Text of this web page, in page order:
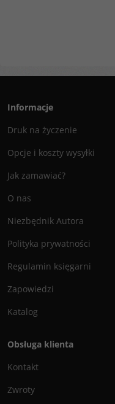
Informacje
Druk na życzenie
Opcje i koszty wysyłki
Jak zamawiać?
O nas
Niezbędnik Autora
Polityka prywatności
Regulamin księgarni
Zapowiedzi
Katalog
Obsługa klienta
Kontakt
Zwroty